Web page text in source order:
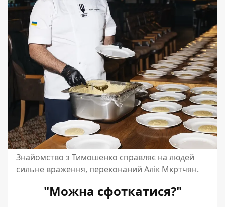
Знайомство з Тимошенко справляє на людей
сильне враження, переконаний Алік Мкртчян.
"Можна сфоткатися?"